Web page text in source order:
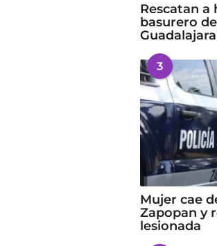
Rescatan
basurero
Guadalajara
3
Mujer cae
Zapopan y
lesionada